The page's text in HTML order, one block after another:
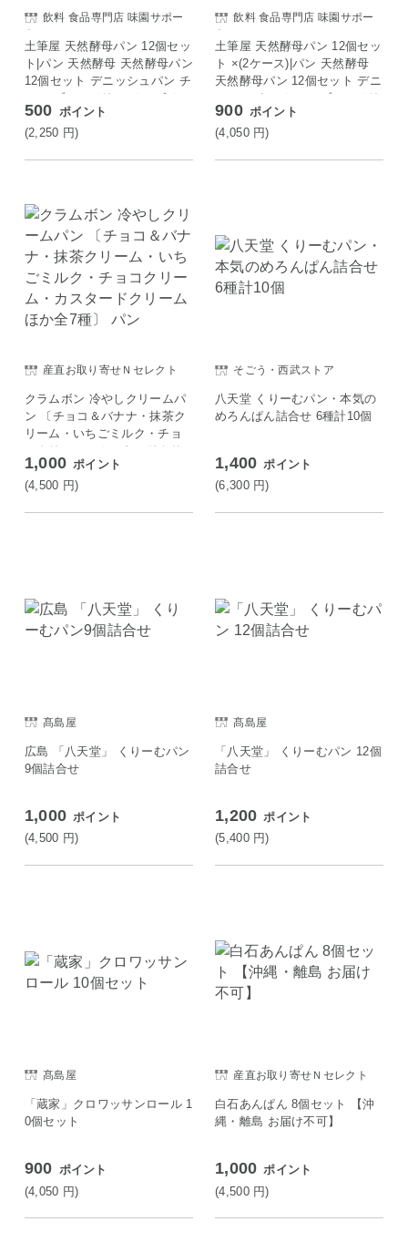
飲料 食品専門店 味園サポー
ト
土筆屋 天然酵母パン 12個セッ
ト|パン 天然酵母 天然酵母パン
12個セット デニッシュパン チ
ョコ ブルーベリー チーズ カ
スタード メロンパン クリーム
パン ジャム
500 ポイント
(2,250 円)
飲料 食品専門店 味園サポー
ト
土筆屋 天然酵母パン 12個セッ
ト ×(2ケース)|パン 天然酵母
天然酵母パン 12個セット デニ
ッシュパン チョコ ブルーベリ
ー チーズ カスタード メロン
パン クリームパン ジャム
900 ポイント
(4,050 円)
産直お取り寄せＮセレクト
クラムボン 冷やしクリームパ
ン 〔チョコ＆バナナ・抹茶ク
リーム・いちごミルク・チョ
コクリーム・カスタードクリ
ーム ほか全7種〕 パン
1,000 ポイント
(4,500 円)
そごう・西武ストア
八天堂 くりーむパン・本気の
めろんぱん詰合せ 6種計10個
1,400 ポイント
(6,300 円)
髙島屋
広島 「八天堂」 くりーむパン
9個詰合せ
1,000 ポイント
(4,500 円)
髙島屋
「八天堂」 くりーむパン 12個
詰合せ
1,200 ポイント
(5,400 円)
髙島屋
「蔵家」クロワッサンロール 1
0個セット
900 ポイント
(4,050 円)
産直お取り寄せＮセレクト
白石あんぱん 8個セット 【沖
縄・離島 お届け不可】
1,000 ポイント
(4,500 円)